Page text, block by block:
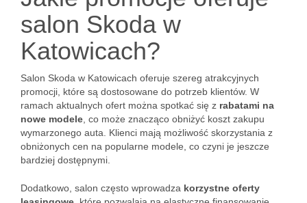
salon Skoda w
Katowicach?
Salon Skoda w Katowicach oferuje szereg atrakcyjnych
promocji, które są dostosowane do potrzeb klientów. W
ramach aktualnych ofert można spotkać się z rabatami na
nowe modele , co może znacząco obniżyć koszt zakupu
wymarzonego auta. Klienci mają możliwość skorzystania z
obniżonych cen na popularne modele, co czyni je jeszcze
bardziej dostępnymi.
Dodatkowo, salon często wprowadza korzystne oferty